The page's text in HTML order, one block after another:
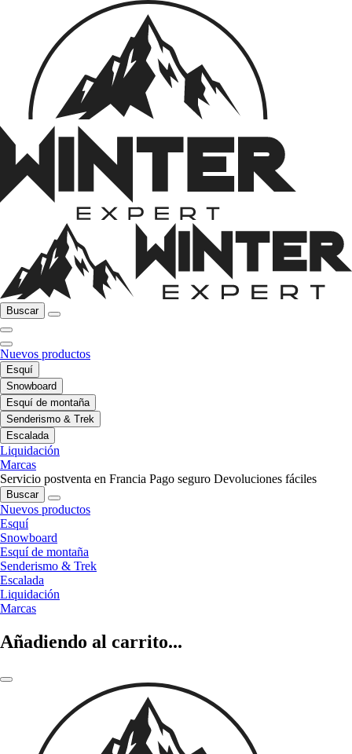
Buscar
Nuevos productos
Esquí
Snowboard
Esquí de montaña
Senderismo & Trek
Escalada
Liquidación
Marcas
Servicio postventa en Francia Pago seguro Devoluciones fáciles
Buscar
Nuevos productos
Esquí
Snowboard
Esquí de montaña
Senderismo & Trek
Escalada
Liquidación
Marcas
Añadiendo al carrito...